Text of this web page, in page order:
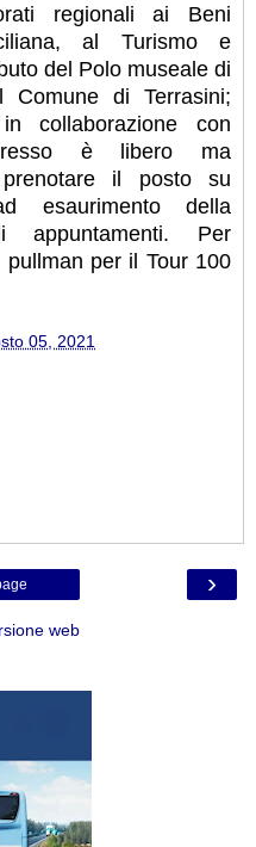
regionali ai Beni
al Turismo e
del Polo museale di
Comune di Terrasini;
collaborazione con
è libero ma
il posto su
esaurimento della
appuntamenti. Per
per il Tour 100
05, 2021
›
web